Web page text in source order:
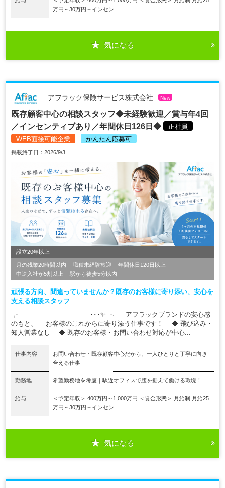
万円～30万円＋インセン...
気になる
アフラック保険サービス株式会社 New
既存顧客中心の相談スタッフ◆未経験歓迎／賞与年4回
／インセンティブあり／年間休日126日◆
正社員
WEB面接可能企業
かんたん応募可
掲載終了日：2026/9/3
設立20年以上
月の残業20時間以内 職種未経験歓迎
年間休日120日以上
中途入社が5割以上
駅から徒歩5分以内
頑張る方向、間違っていませんか？既存のお客様に寄り添い、安心を
支える相談スタッフ
╭────────────────･･･✨─╮ アフラックブランドの安心感
のもと、 お客様のこれからに寄り添う仕事です！ ◆ 飛び込み・
知人営業なし ◆ 既存のお客様・お問い合わせ対応が中心...
仕事内容
お問い合わせ・既存顧客中心だから、一人ひとりと丁寧に向き
合える仕事
勤務地 希望勤務地を考慮｜駅近オフィスで腰を据えて働ける環境！
給与
＜予定年収＞ 400万円～1,000万円 ＜賃金形態＞ 月給制 月給25
万円～30万円＋インセン...
気になる